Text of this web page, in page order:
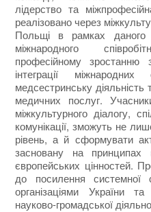
лідерство та
реалізовано через
Польщі в рамках даного
міжнародного
професійному зростанню
інтеграції
медсестринську
медичних послуг.
міжкультурного діалогу,
комунікації, зможуть не
рівень, а й сформувати
засновану на принципах
європейських цінностей.
до посилення системної
організаціями України
науково-громадської